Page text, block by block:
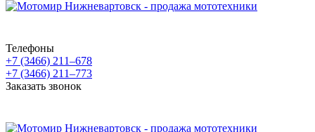
Телефоны
+7 (3466) 211‒678
+7 (3466) 211‒773
Заказать звонок